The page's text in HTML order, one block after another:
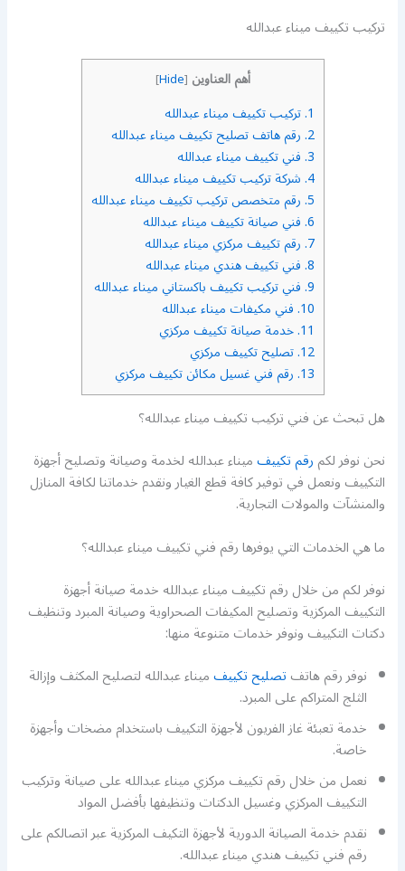
تركيب تكييف ميناء عبدالله
أهم العناوين [
Hide
]
1. تركيب تكييف ميناء عبدالله
2. رقم هاتف تصليح تكييف ميناء عبدالله
3. فني تكييف ميناء عبدالله
4. شركة تركيب تكييف ميناء عبدالله
5. رقم متخصص تركيب تكييف ميناء عبدالله
6. فني صيانة تكييف ميناء عبدالله
7. رقم تكييف مركزي ميناء عبدالله
8. فني تكييف هندي ميناء عبدالله
9. فني تركيب تكييف باكستاني ميناء عبدالله
10. فني مكيفات ميناء عبدالله
11. خدمة صيانة تكييف مركزي
12. تصليح تكييف مركزي
13. رقم فني غسيل مكائن تكييف مركزي
هل تبحث عن فني تركيب تكييف ميناء عبدالله؟
نحن نوفر لكمرقم تكييفميناء عبدالله لخدمة وصيانة وتصليح أجهزة
التكييف ونعمل في توفير كافة قطع الغيار ونقدم خدماتنا لكافة المنازل
والمنشآت والمولات التجارية.
ما هي الخدمات التي يوفرها رقم فني تكييف ميناء عبدالله؟
نوفر لكم من خلال رقم تكييف ميناء عبدالله خدمة صيانة أجهزة
التكييف المركزية وتصليح المكيفات الصحراوية وصيانة المبرد وتنظيف
دكتات التكييف ونوفر خدمات متنوعة منها:
نوفر رقم هاتفتصليح تكييفميناء عبدالله لتصليح المكثف وإزالة
الثلج المتراكم على المبرد.
خدمة تعبئة غاز الفريون لأجهزة التكييف باستخدام مضخات وأجهزة
خاصة.
نعمل من خلال رقم تكييف مركزي ميناء عبدالله على صيانة وتركيب
التكييف المركزي وغسيل الدكتات وتنظيفها بأفضل المواد
نقدم خدمة الصيانة الدورية لأجهزة التكيف المركزية عبر اتصالكم على
رقم فني تكييف هندي ميناء عبدالله.